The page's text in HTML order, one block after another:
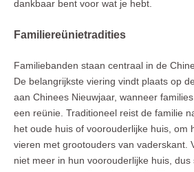
dankbaar bent voor wat je hebt.
Familiereünietradities
Familiebanden staan centraal in de
De belangrijkste viering vindt plaats op
aan Chinees Nieuwjaar, wanneer
een reünie. Traditioneel reist de familie
het oude huis of voorouderlijke huis, om
vieren met grootouders van vaderskant.
niet meer in hun voorouderlijke huis, dus